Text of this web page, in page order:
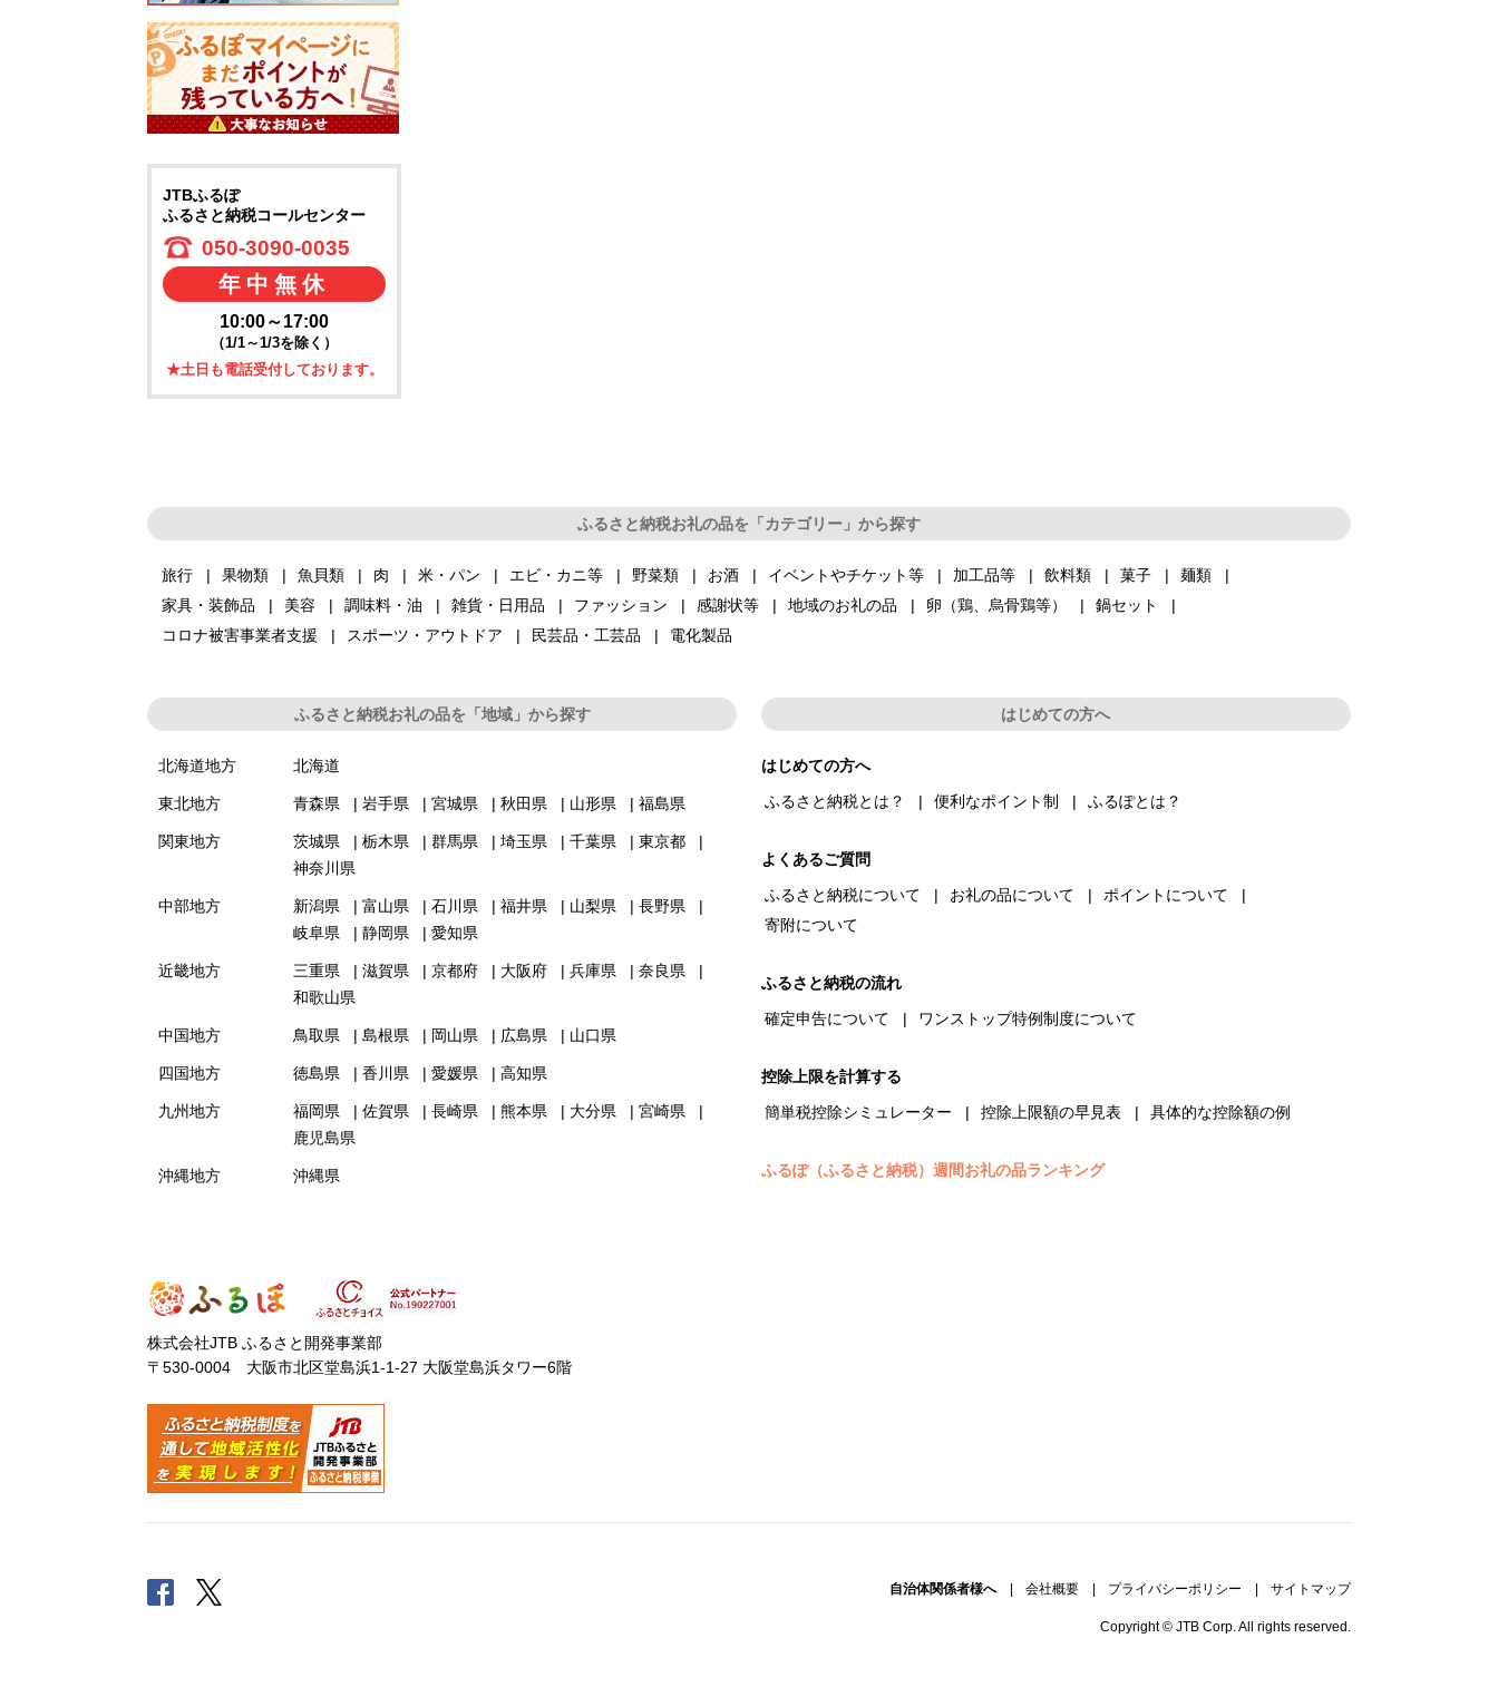
JTBふるぽ
ふるさと納税コールセンター
050-3090-0035
年中無休
10:00～17:00
（1/1～1/3を除く）
★土日も電話受付しております。
ふるさと納税お礼の品を「カテゴリー」から探す
旅行 果物類 魚貝類 肉 米・パン エビ・カニ等 野菜類 お酒 イベントやチケット等 加工品等 飲料類 菓子
麺類
家具・装飾品
美容 調味料・油 雑貨・日用品 ファッション 感謝状等 地域のお礼の品 卵（鶏、烏骨鶏等）
鍋セット
コロナ被害事業者支援
スポーツ・アウトドア 民芸品・工芸品 電化製品
ふるさと納税お礼の品を「地域」から探す
北海道地方 北海道
東北地方 青森県 岩手県 宮城県 秋田県 山形県 福島県
関東地方 茨城県 栃木県 群馬県 埼玉県 千葉県
東京都
神奈川県
中部地方 新潟県 富山県 石川県 福井県 山梨県
長野県
岐阜県
静岡県 愛知県
近畿地方 三重県 滋賀県 京都府 大阪府 兵庫県
奈良県
和歌山県
中国地方 鳥取県 島根県 岡山県 広島県 山口県
四国地方 徳島県 香川県 愛媛県 高知県
九州地方 福岡県 佐賀県 長崎県 熊本県 大分県
宮崎県
鹿児島県
沖縄地方 沖縄県
はじめての方へ
はじめての方へ
ふるさと納税とは？
便利なポイント制 ふるぽとは？
よくあるご質問
ふるさと納税について
お礼の品について
ポイントについて
寄附について
ふるさと納税の流れ
確定申告について
ワンストップ特例制度について
控除上限を計算する
簡単税控除シミュレーター
控除上限額の早見表 具体的な控除額の例
ふるぽ（ふるさと納税）週間お礼の品ランキング
株式会社JTB ふるさと開発事業部
〒530-0004 大阪市北区堂島浜1-1-27 大阪堂島浜タワー6階
Facebook 自治体関係者様へ| 会社概要 プライバシーポリシー サイトマップ
Copyright © JTB Corp. All rights reserved.